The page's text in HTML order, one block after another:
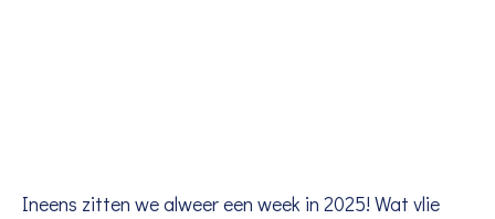
Ineens zitten we alweer een week in 2025! Wat vlie